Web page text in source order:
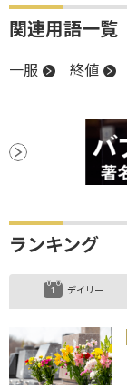
関連用語一覧
一服 終値
ランキング
デイリー